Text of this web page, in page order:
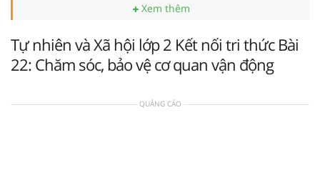
Xem thêm
Tự nhiên và Xã hội lớp 2 Kết nối tri thức Bài
22: Chăm sóc, bảo vệ cơ quan vận động
QUẢNG CÁO